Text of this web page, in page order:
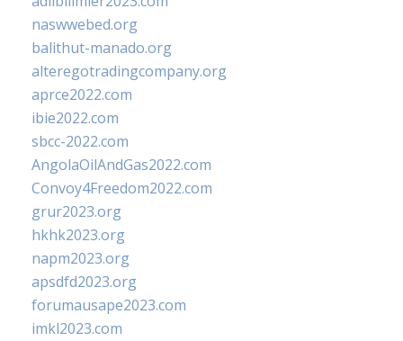
naswwebed.org
balithut-manado.org
alteregotradingcompany.org
aprce2022.com
ibie2022.com
sbcc-2022.com
AngolaOilAndGas2022.com
Convoy4Freedom2022.com
grur2023.org
hkhk2023.org
napm2023.org
apsdfd2023.org
forumausape2023.com
imkl2023.com